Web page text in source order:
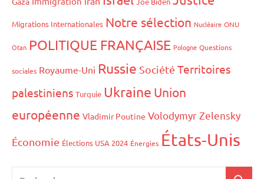
Migrations Internationales Notre sélection Nucléaire ONU
Otan POLITIQUE FRANÇAISE Pologne Questions
sociales Royaume-Uni Russie Société Territoires
palestiniens Turquie Ukraine Union
européenne Vladimir Poutine Volodymyr Zelensky
Économie Élections USA 2024 Énergies États-Unis